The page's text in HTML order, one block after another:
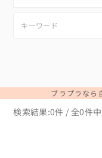
ブラプラなら
検索結果:0件 / 全0件中